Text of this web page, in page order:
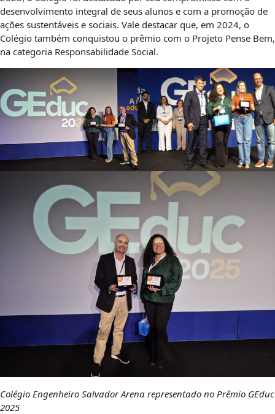
desenvolvimento integral de seus alunos e com a promoção de
ações sustentáveis e sociais. Vale destacar que, em 2024, o
Colégio também conquistou o prêmio com o Projeto Pense Bem,
na categoria Responsabilidade Social.
Colégio Engenheiro Salvador Arena representado no Prêmio GEduc
2025